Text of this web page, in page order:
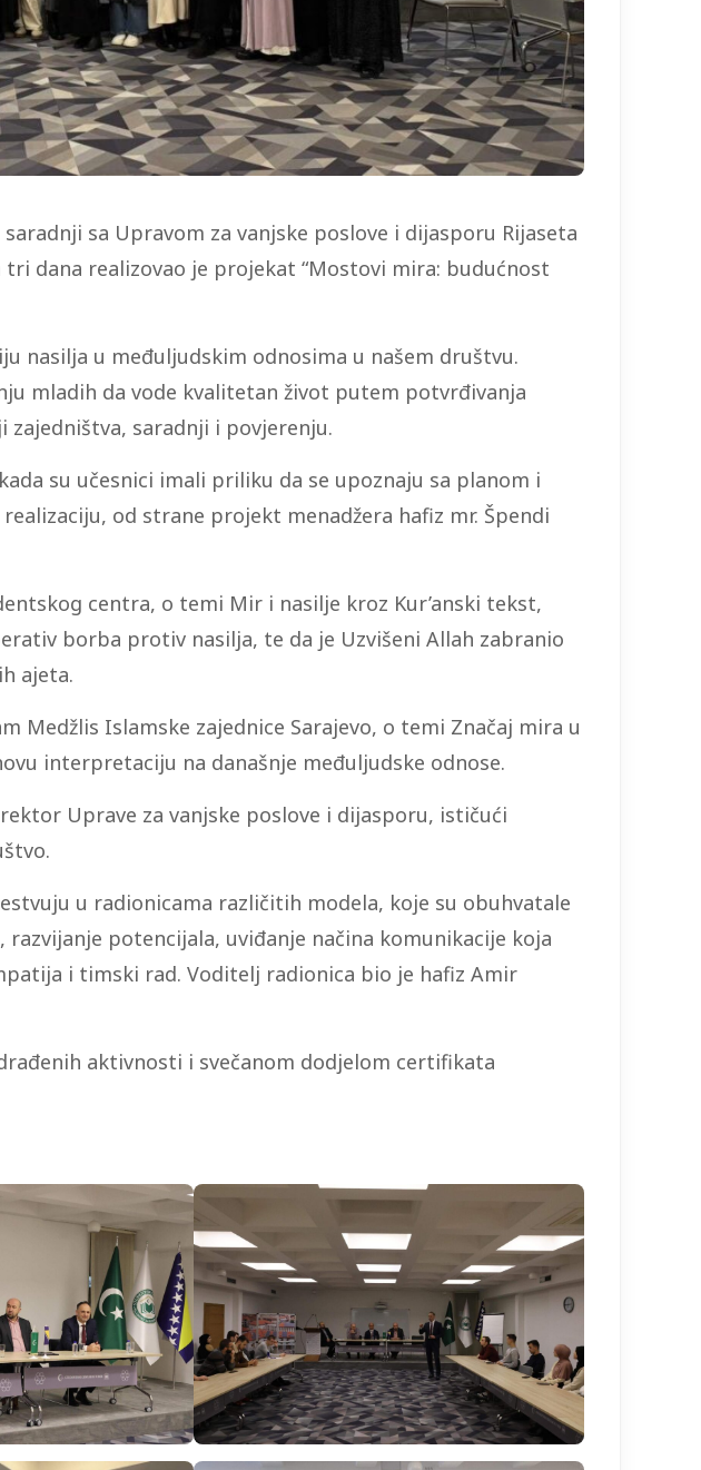
sa Upravom za vanjske poslove i dijasporu Rijaseta
dana realizovao je projekat “Mostovi mira: budućnost
nasilja u međuljudskim odnosima u našem društvu.
mladih da vode kvalitetan život putem potvrđivanja
saradnji i povjerenju.
su učesnici imali priliku da se upoznaju sa planom i
od strane projekt menadžera hafiz mr. Špendi
centra, o temi Mir i nasilje kroz Kur’anski tekst,
borba protiv nasilja, te da je Uzvišeni Allah zabranio
ajeta.
Medžlis Islamske zajednice Sarajevo, o temi Značaj mira u
interpretaciju na današnje međuljudske odnose.
Uprave za vanjske poslove i dijasporu, ističući
u radionicama različitih modela, koje su obuhvatale
potencijala, uviđanje načina komunikacije koja
i timski rad. Voditelj radionica bio je hafiz Amir
aktivnosti i svečanom dodjelom certifikata